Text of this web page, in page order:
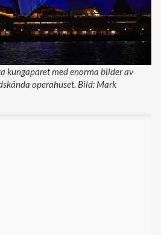
kungaparet med enorma bilder av
operahuset. Bild: Mark